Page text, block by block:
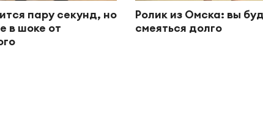
пару секунд, но
в шоке от
Ролик из Омска: вы
смеяться долго